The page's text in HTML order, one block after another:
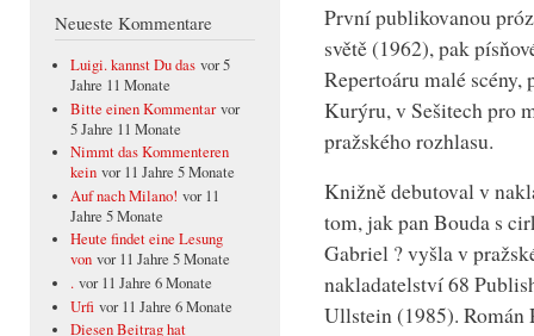
Neueste Kommentare
Luigi. kannst Du das vor 5
Jahre 11 Monate
Bitte einen Kommentar vor
5 Jahre 11 Monate
Nimmt das Kommenteren
kein vor 11 Jahre 5 Monate
Auf nach Milano! vor 11
Jahre 5 Monate
Heute findet eine Lesung
von vor 11 Jahre 5 Monate
. vor 11 Jahre 6 Monate
Urfi vor 11 Jahre 6 Monate
Diesen Beitrag hat
První publikovanou
světě (1962), pak
Repertoáru malé
Kurýru, v Sešitech pro
pražského rozhlasu.
Knižně debutoval v
tom, jak pan Bouda s
Gabriel ? vyšla v
nakladatelství 68
Ullstein (1985). Román